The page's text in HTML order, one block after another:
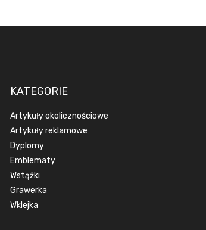
KATEGORIE
Artykuły okolicznościowe
Artykuły reklamowe
Dyplomy
Emblematy
Wstążki
Grawerka
Wklejka